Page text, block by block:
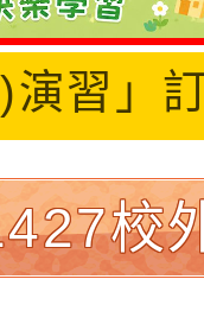
習」
校